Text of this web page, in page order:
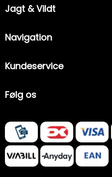
Jagt & Vildt
Navigation
Kundeservice
Følg os